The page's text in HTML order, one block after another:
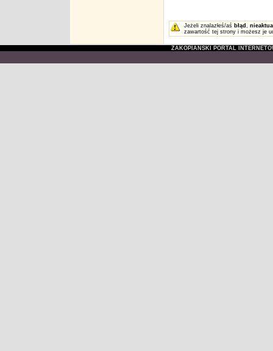
Jeżeli znalazłeś/aś błąd ,
zawartość tej strony i możesz je
ZAKOPIAŃSKI PORTAL